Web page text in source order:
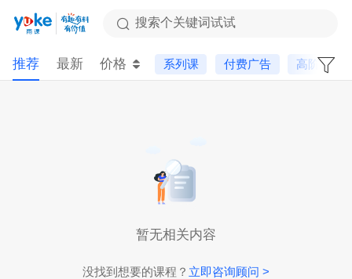
搜索个关键词试试
推荐 最新 价格 系列课 付费广告 高阶课
暂无相关内容
没找到想要的课程？ 立即咨询顾问 >